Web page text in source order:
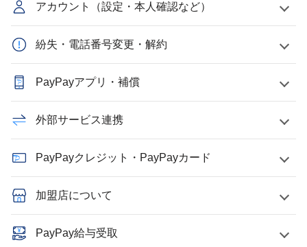
アカウント（設定・本人確認など）
紛失・電話番号変更・解約
PayPayアプリ・補償
外部サービス連携
PayPayクレジット・PayPayカード
加盟店について
PayPay給与受取